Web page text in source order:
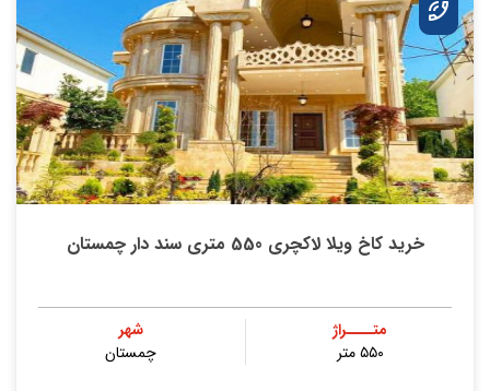
خرید کاخ ویلا لاکچری 550 متری سند دار چمستان
متــــراژ
۵۵۰ متر
شهر
چمستان